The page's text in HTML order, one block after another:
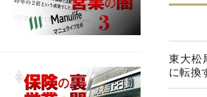
東大松
に転換